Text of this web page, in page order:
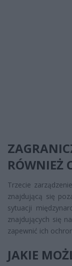
RÓWNIEŻ
Trzecie
znajdującą się
sytuacji
znajdujących się
zapewnić ich
JAKIE